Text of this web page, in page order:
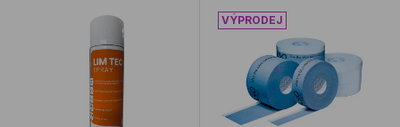
Primer LIM TEC sprej 500mlOkenní páska ISO-